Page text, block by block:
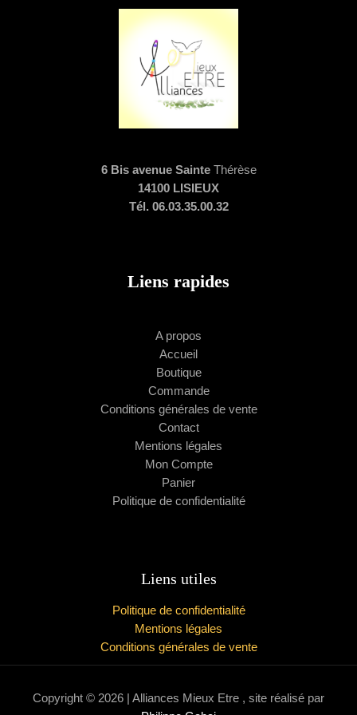
6 Bis avenue Sainte Thérèse
14100 LISIEUX
Tél. 06.03.35.00.32
Liens rapides
A propos
Accueil
Boutique
Commande
Conditions générales de vente
Contact
Mentions légales
Mon Compte
Panier
Politique de confidentialité
Liens utiles
Politique de confidentialité
Mentions légales
Conditions générales de vente
Copyright © 2026 | Alliances Mieux Etre , site réalisé par